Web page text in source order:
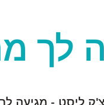
לך
ליסט - מגיעה